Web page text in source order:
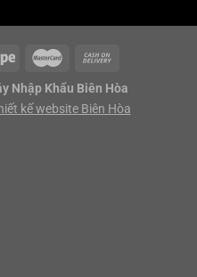
Nhập Khẩu Biên Hòa
kế website Biên Hòa